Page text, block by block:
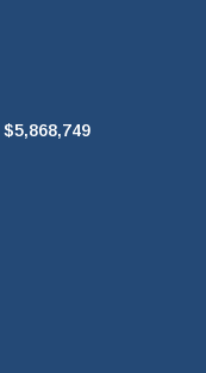
$5,868,749